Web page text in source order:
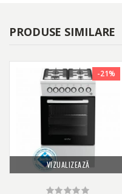
PRODUSE SIMILARE
VIZUALIZEAZĂ
-21%